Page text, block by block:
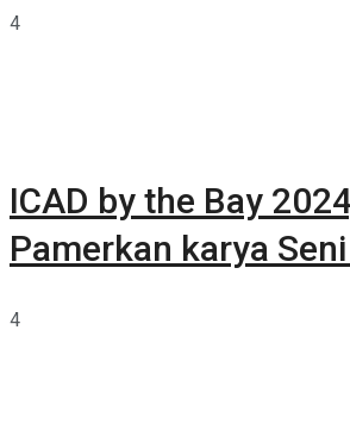
4
ICAD by the Bay
Pamerkan karya
4